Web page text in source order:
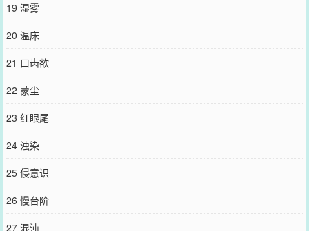
19 湿雾
20 温床
21 口齿欲
22 蒙尘
23 红眼尾
24 浊染
25 侵意识
26 慢台阶
27 混沌